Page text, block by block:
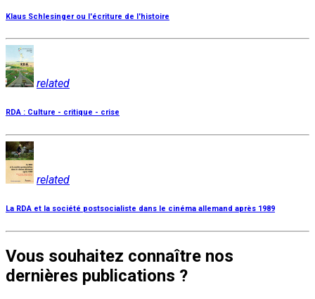
Klaus Schlesinger ou l'écriture de l'histoire
related
RDA : Culture - critique - crise
related
La RDA et la société postsocialiste dans le cinéma allemand après 1989
Vous souhaitez connaître nos
dernières publications ?